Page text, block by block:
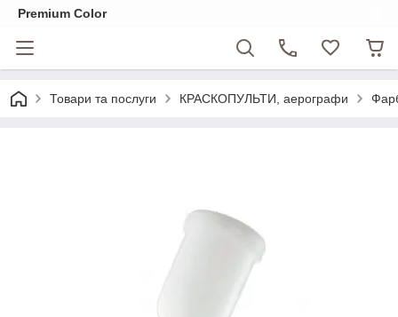
Premium Color
Товари та послуги КРАСКОПУЛЬТИ, аерографи